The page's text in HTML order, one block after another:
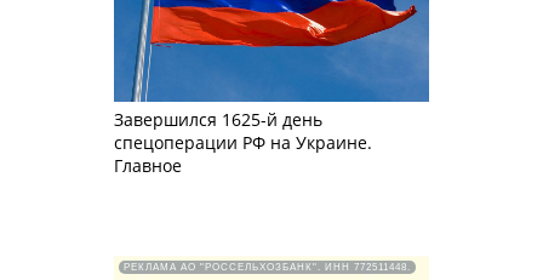
Завершился 1625-й день
спецоперации РФ на Украине.
Главное
РЕКЛАМА АО "РОССЕЛЬХОЗБАНК". ИНН 772511448.